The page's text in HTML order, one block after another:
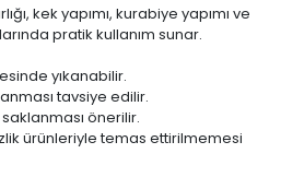
kek yapımı, kurabiye yapımı ve
pratik kullanım sunar.
yıkanabilir.
tavsiye edilir.
önerilir.
ürünleriyle temas ettirilmemesi